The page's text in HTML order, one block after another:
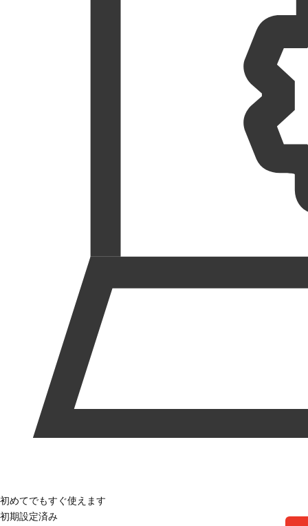
初めてでもすぐ使えます
初期設定済み